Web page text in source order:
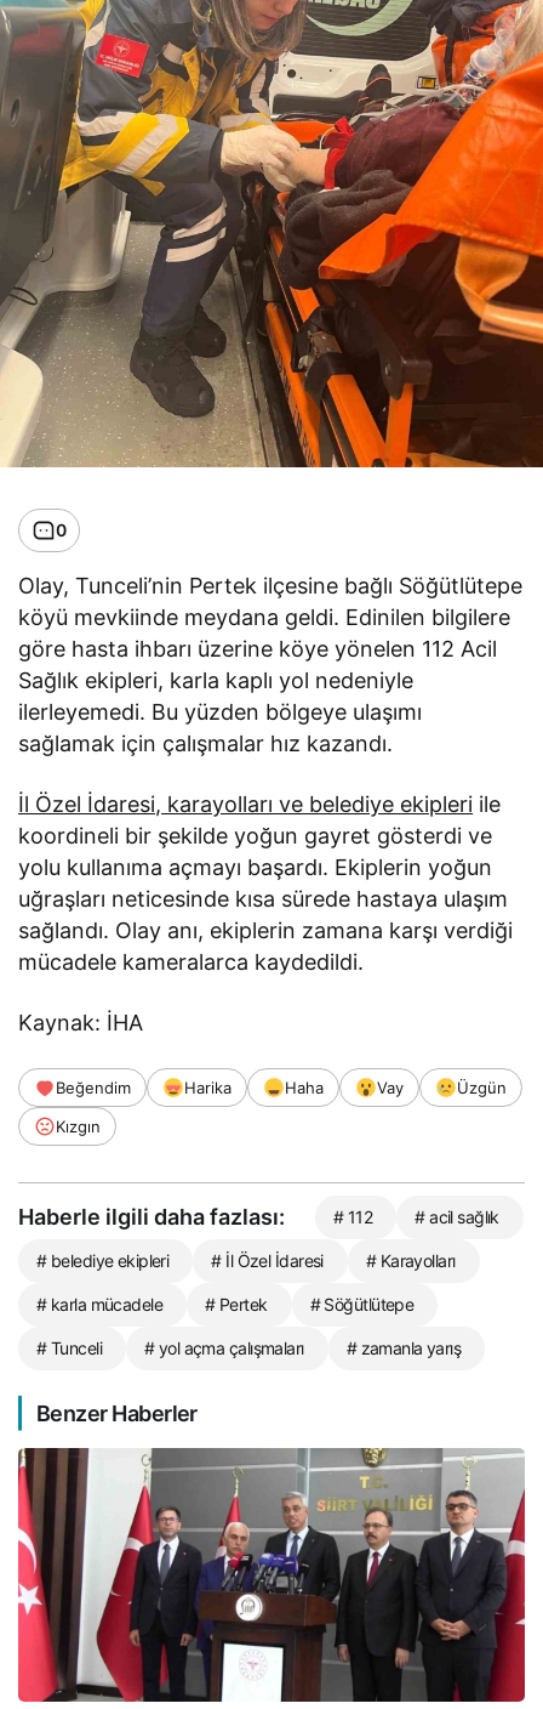
0
Olay, Tunceli’nin Pertek ilçesine bağlı Söğütlütepe
köyü mevkiinde meydana geldi. Edinilen bilgilere
göre hasta ihbarı üzerine köye yönelen 112 Acil
Sağlık ekipleri, karla kaplı yol nedeniyle
ilerleyemedi. Bu yüzden bölgeye ulaşımı
sağlamak için çalışmalar hız kazandı.
İl Özel İdaresi, karayolları ve belediye ekipleri ile
koordineli bir şekilde yoğun gayret gösterdi ve
yolu kullanıma açmayı başardı. Ekiplerin yoğun
uğraşları neticesinde kısa sürede hastaya ulaşım
sağlandı. Olay anı, ekiplerin zamana karşı verdiği
mücadele kameralarca kaydedildi.
Kaynak: İHA
Beğendim Harika Haha Vay
Üzgün
Kızgın
Haberle ilgili daha fazlası: # 112 # acil sağlık
# belediye ekipleri # İl Özel İdaresi # Karayolları
# karla mücadele # Pertek # Söğütlütepe
# Tunceli # yol açma çalışmaları # zamanla yarış
Benzer Haberler